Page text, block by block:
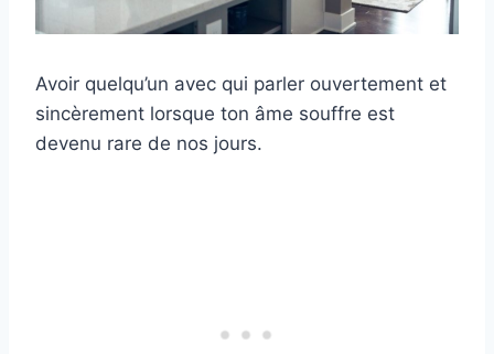
Avoir quelqu’un avec qui parler ouvertement et
sincèrement lorsque ton âme souffre est
devenu rare de nos jours.